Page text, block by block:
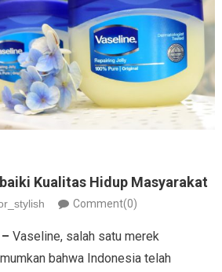
Kualitas Hidup Masyarakat
Comment(0)
Vaseline, salah satu merek
bahwa Indonesia telah